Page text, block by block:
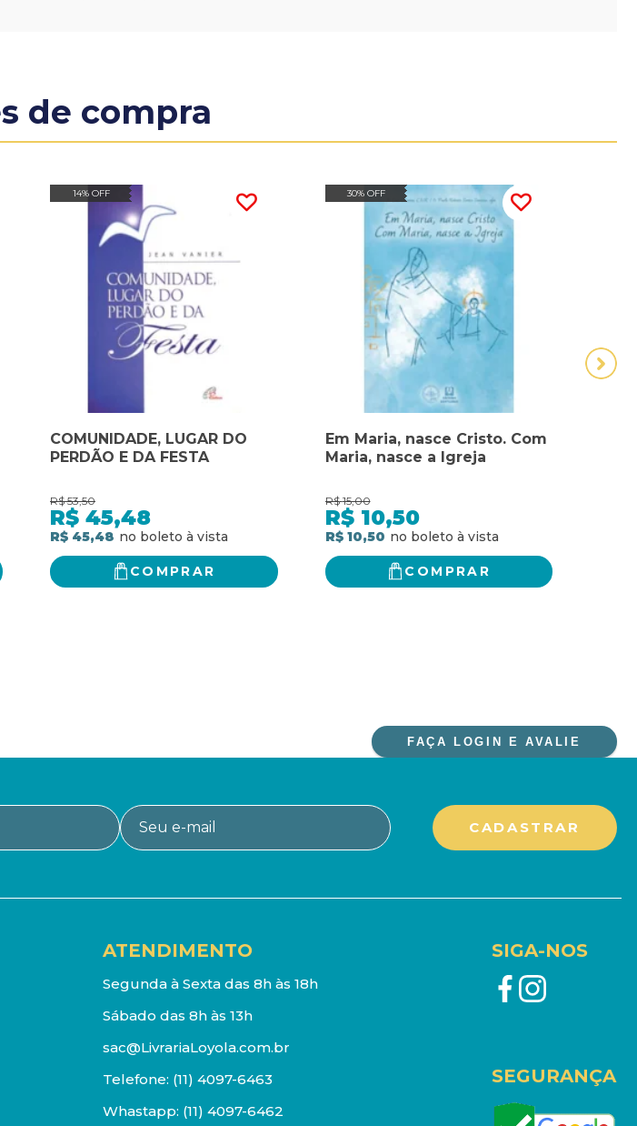
de compra
14% OFF
COMUNIDADE, LUGAR DO
PERDÃO E DA FESTA
R$ 53,50
R$ 45,48
R$ 45,48
COMPRAR
30% OFF
Em Maria, nasce Cristo. Com
Maria, nasce a Igreja
R$ 15,00
R$ 10,50
R$ 10,50
COMPRAR
FAÇA LOGIN E AVALIE
ATENDIMENTO
Segunda à Sexta das 8h às 18h
Sábado das 8h às 13h
sac@LivrariaLoyola.com.br
Telefone: (11) 4097-6463
Whastapp: (11) 4097-6462
SIGA-NOS
SEGURANÇA